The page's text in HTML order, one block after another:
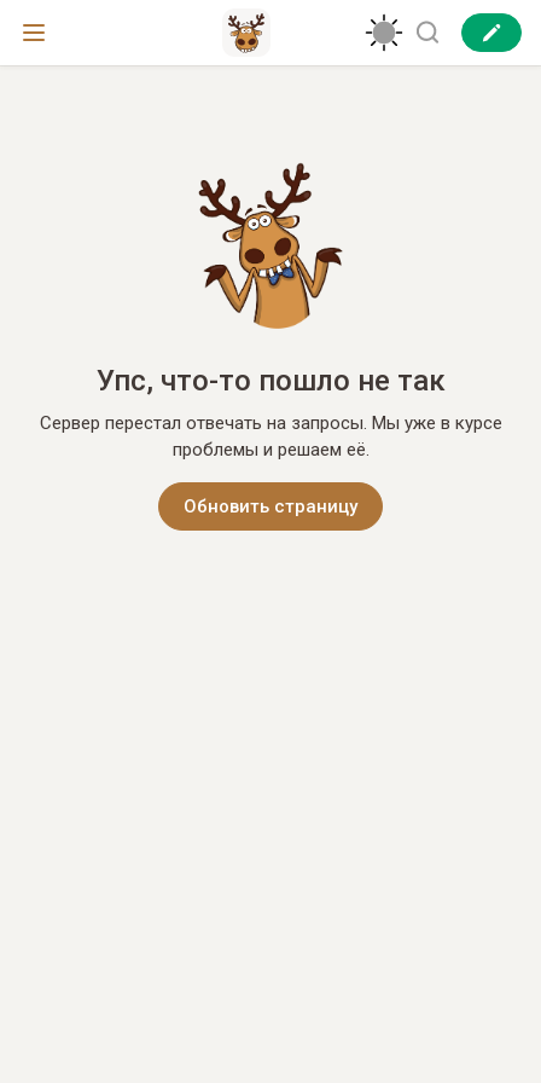
Упс, что-то пошло не так
Сервер перестал отвечать на запросы. Мы уже в курсе
проблемы и решаем её.
Обновить страницу